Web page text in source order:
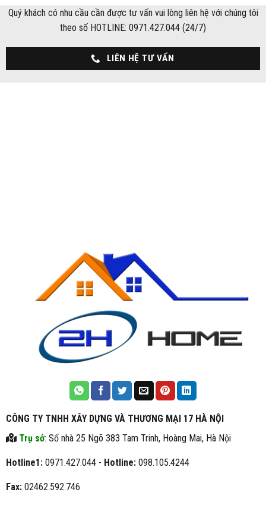
Quý khách có nhu cầu cần được tư vấn vui lòng liên hệ với chúng tôi
theo số HOTLINE: 0971.427.044 (24/7)
LIÊN HỆ TƯ VẤN
CÔNG TY TNHH XÂY DỰNG VÀ THƯƠNG MẠI 17 HÀ NỘI
Trụ sở: Số nhà 25 Ngõ 383 Tam Trinh, Hoàng Mai, Hà Nội
Hotline1:0971.427.044 - Hotline:098.105.4244
Fax:02462.592.746